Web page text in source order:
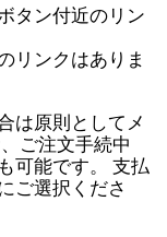
タン付近のリン
リンクはありま
は原則としてメ
ご注文手続中
可能です。 支払
ご選択くださ